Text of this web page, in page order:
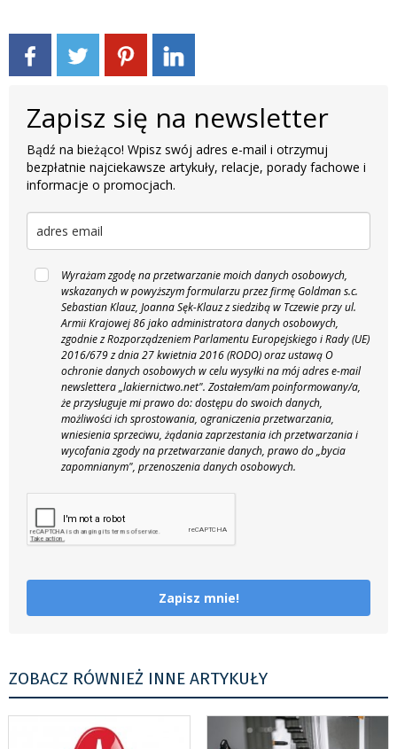
Zapisz się na newsletter
Bądź na bieżąco! Wpisz swój adres e-mail i otrzymuj
bezpłatnie najciekawsze artykuły, relacje, porady fachowe i
informacje o promocjach.
Wyrażam zgodę na przetwarzanie moich danych osobowych,
wskazanych w powyższym formularzu przez firmę Goldman s.c.
Sebastian Klauz, Joanna Sęk-Klauz z siedzibą w Tczewie przy ul.
Armii Krajowej 86 jako administratora danych osobowych,
zgodnie z Rozporządzeniem Parlamentu Europejskiego i Rady (UE)
2016/679 z dnia 27 kwietnia 2016 (RODO) oraz ustawą O
ochronie danych osobowych w celu wysyłki na mój adres e-mail
newslettera „lakiernictwo.net". Zostałem/am poinformowany/a,
że przysługuje mi prawo do: dostępu do swoich danych,
możliwości ich sprostowania, ograniczenia przetwarzania,
wniesienia sprzeciwu, żądania zaprzestania ich przetwarzania i
wycofania zgody na przetwarzanie danych, prawo do „bycia
zapomnianym", przenoszenia danych osobowych.
Zapisz mnie!
ZOBACZ RÓWNIEŻ INNE ARTYKUŁY